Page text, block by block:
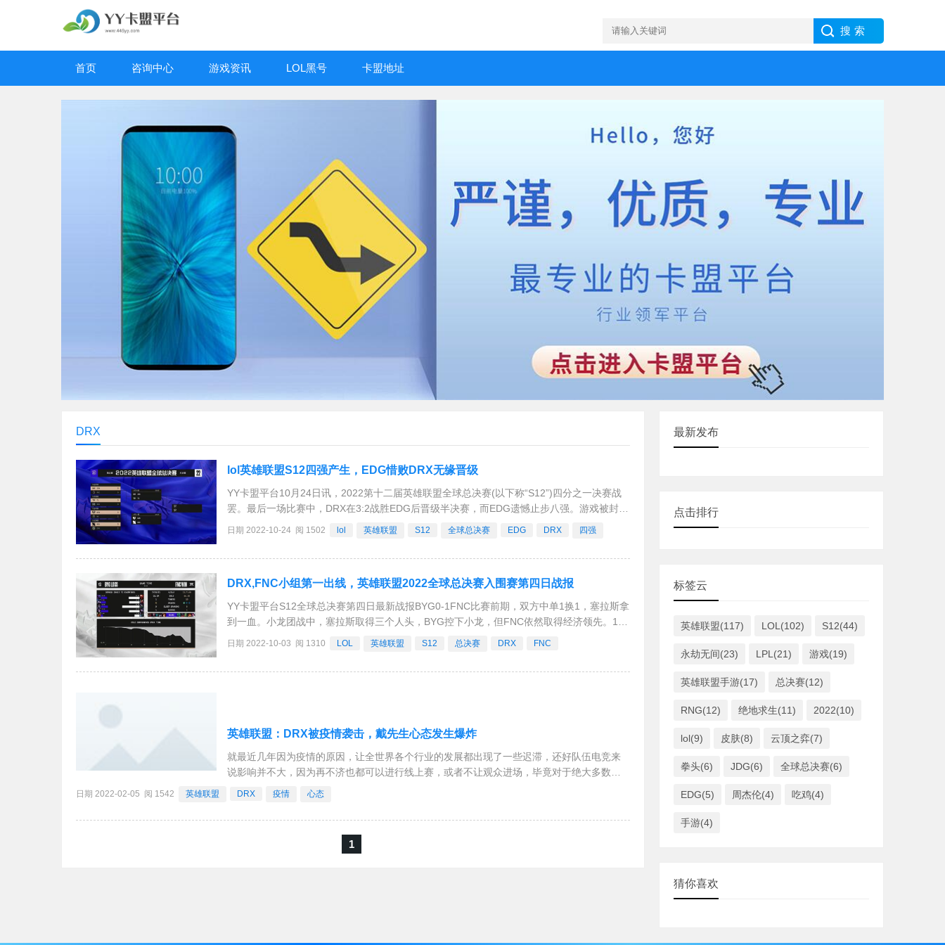
首页 咨询中心 游戏资讯 LOL黑号 卡盟地址
DRX
lol英雄联盟S12四强产生，EDG惜败DRX无缘晋级
YY卡盟平台10月24日讯，2022第十二届英雄联盟全球总决赛(以下称“S12”)四分之一决赛战
罢。最后一场比赛中，DRX在3:2战胜EDG后晋级半决赛，而EDG遗憾止步八强。游戏被封
了。首局EDG开场居于劣势，后期依靠出色的团战发挥实现翻盘。第二局，EDG在经济大滞
日期 2022-10-24 阅 1502 lol 英雄联盟 S12 全球总决赛 EDG DRX 四强
DRX,FNC小组第一出线，英雄联盟2022全球总决赛入围赛第四日战报
YY卡盟平台S12全球总决赛第四日最新战报BYG0-1FNC比赛前期，双方中单1换1，塞拉斯拿
到一血。小龙团战中，塞拉斯取得三个人头，BYG控下小龙，但FNC依然取得经济领先。15
分钟，BYG阵形被彻底分割，FNC抢下峡谷先锋，并且打赢团战和推掉上路一血塔。23分
日期 2022-10-03 阅 1310 LOL 英雄联盟 S12 总决赛 DRX FNC
英雄联盟：DRX被疫情袭击，戴先生心态发生爆炸
就最近几年因为疫情的原因，让全世界各个行业的发展都出现了一些迟滞，还好队伍电竞来
说影响并不大，因为再不济也都可以进行线上赛，或者不让观众进场，毕竟对于绝大多数观
众来说看比赛的方式都是躺在家里看直播，尽管如此队伍们对于疫情的管控都是比较严格
日期 2022-02-05 阅 1542 英雄联盟 DRX 疫情 心态
1
最新发布
点击排行
标签云
英雄联盟(117) LOL(102) S12(44)
永劫无间(23) LPL(21) 游戏(19)
英雄联盟手游(17) 总决赛(12)
RNG(12) 绝地求生(11) 2022(10)
lol(9) 皮肤(8) 云顶之弈(7)
拳头(6) JDG(6) 全球总决赛(6)
EDG(5) 周杰伦(4) 吃鸡(4)
手游(4)
猜你喜欢